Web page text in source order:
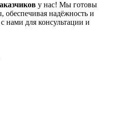
у нас! Мы готовы
обеспечивая надёжность и
нами для консультации и